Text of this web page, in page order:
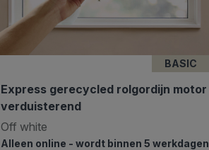
BASIC
Express gerecycled rolgordijn motor
verduisterend
Off white
Alleen online - wordt binnen 5 werkdagen